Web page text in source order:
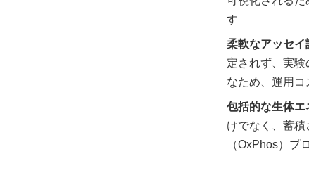
す
柔軟なアッセイ
定されず、実
なため、運用コ
包括的な生体エ
けでなく、蓄
（OxPhos）プ